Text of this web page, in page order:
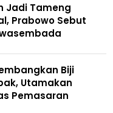
Jadi Tameng
Prabowo Sebut
Biji
Utamakan
Pemasaran